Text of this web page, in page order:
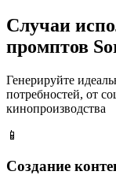
Случаи
промптов
Генерируйте
потребностей, от
кинопроизводства
📱
Создание